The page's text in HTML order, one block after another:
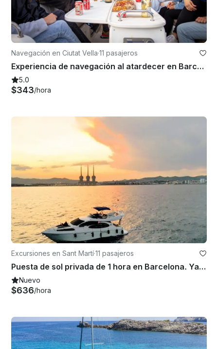
Navegación en Ciutat Vella·11 pasajeros
Experiencia de navegación al atardecer en Barcelona con música en vivo
5.0
$343/hora
Excursiones en Sant Martí·11 pasajeros
Puesta de sol privada de 1 hora en Barcelona. Yate a motor para hasta 11 personas con bebidas y aperitivos
Nuevo
$636/hora